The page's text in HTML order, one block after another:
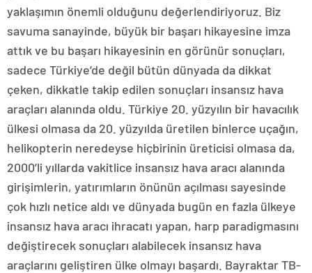
yaklaşımın önemli olduğunu değerlendiriyoruz. Biz
savuma sanayinde, büyük bir başarı hikayesine imza
attık ve bu başarı hikayesinin en görünür sonuçları,
sadece Türkiye’de değil bütün dünyada da dikkat
çeken, dikkatle takip edilen sonuçları insansız hava
araçları alanında oldu. Türkiye 20. yüzyılın bir havacılık
ülkesi olmasa da 20. yüzyılda üretilen binlerce uçağın,
helikopterin neredeyse hiçbirinin üreticisi olmasa da,
2000’li yıllarda vakitlice insansız hava aracı alanında
girişimlerin, yatırımların önünün açılması sayesinde
çok hızlı netice aldı ve dünyada bugün en fazla ülkeye
insansız hava aracı ihracatı yapan, harp paradigmasını
değiştirecek sonuçları alabilecek insansız hava
araçlarını geliştiren ülke olmayı başardı. Bayraktar TB-